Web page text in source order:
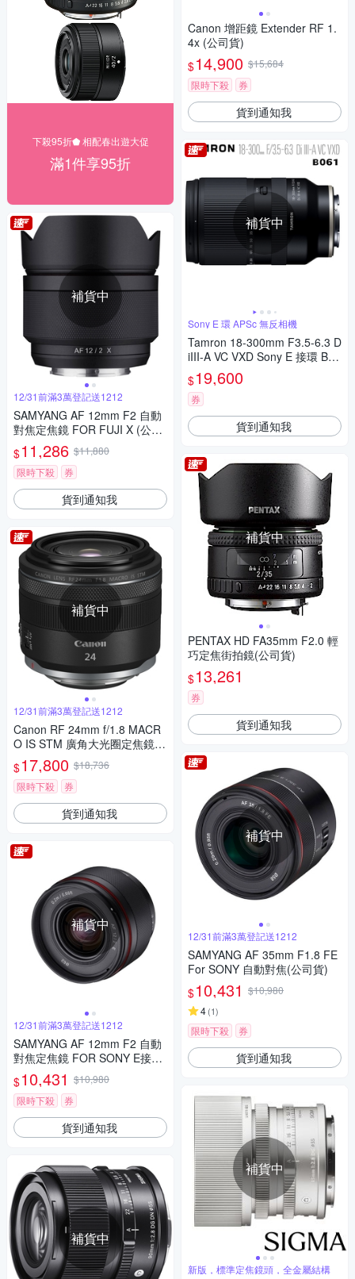
下殺95折⬟ 相配春出遊大促
滿1件享95折
補貨中
12/31前滿3萬登記送1212
SAMYANG AF 12mm F2 自動
對焦定焦鏡 FOR FUJI X (公司
貨)
$11,286 $11,880
限時下殺
券
貨到通知我
補貨中
12/31前滿3萬登記送1212
Canon RF 24mm f/1.8 MACR
O IS STM 廣角大光圈定焦鏡
公司貨
$17,800 $18,736
限時下殺
券
貨到通知我
補貨中
12/31前滿3萬登記送1212
SAMYANG AF 12mm F2 自動
對焦定焦鏡 FOR SONY E接環
(公司貨)
$10,431 $10,980
限時下殺
券
貨到通知我
補貨中
Canon 增距鏡 Extender RF 1.
4x (公司貨)
$14,900 $15,684
限時下殺
券
貨到通知我
補貨中
Sony E 環 APSc 無反相機
Tamron 18-300mm F3.5-6.3 D
iIII-A VC VXD Sony E 接環 B06
1 (公司貨)
$19,600
券
貨到通知我
補貨中
PENTAX HD FA35mm F2.0 輕
巧定焦街拍鏡(公司貨)
$13,261
券
貨到通知我
補貨中
12/31前滿3萬登記送1212
SAMYANG AF 35mm F1.8 FE
For SONY 自動對焦(公司貨)
$10,431 $10,980
4(1)
限時下殺 券
貨到通知我
補貨中
新版，標準定焦鏡頭，全金屬結構